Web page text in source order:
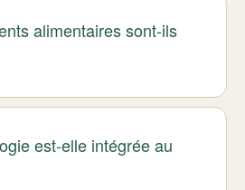
alimentaires sont-ils
est-elle intégrée au